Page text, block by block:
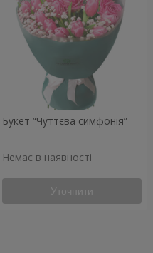
Букет “Чуттєва симфонія”
Немає в наявності
Уточнити